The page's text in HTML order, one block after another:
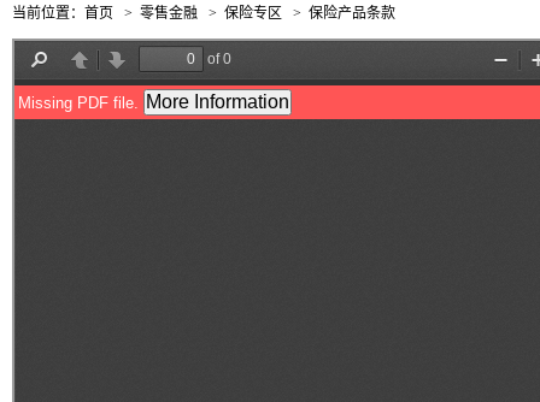
当前位置： 首页 > 零售金融 > 保险专区 > 保险产品条款